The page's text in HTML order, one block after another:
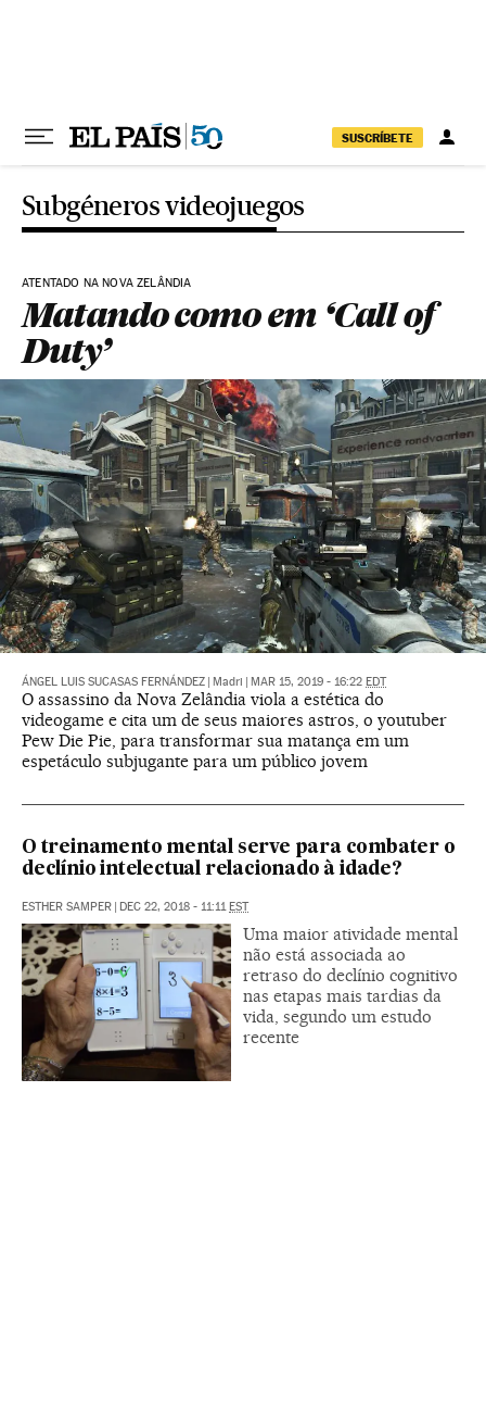
SUSCRÍBETE
Subgéneros videojuegos
ATENTADO NA NOVA ZELÂNDIA
Matando como em ‘Call of
Duty’
ÁNGEL LUIS SUCASAS FERNÁNDEZ Madri MAR 15, 2019 - 16:22 EDT
O assassino da Nova Zelândia viola a estética do
videogame e cita um de seus maiores astros, o youtuber
Pew Die Pie, para transformar sua matança em um
espetáculo subjugante para um público jovem
O treinamento mental serve para combater o
declínio intelectual relacionado à idade?
ESTHER SAMPER DEC 22, 2018 - 11:11 EST
Uma maior atividade mental
não está associada ao
retraso do declínio cognitivo
nas etapas mais tardias da
vida, segundo um estudo
recente